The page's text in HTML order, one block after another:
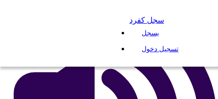
سجل كفرد
يسجل
تسجيل دخول